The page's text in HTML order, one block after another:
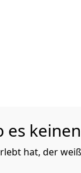
hat, der